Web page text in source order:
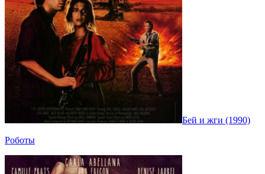
Бей и жги (1990)
Роботы